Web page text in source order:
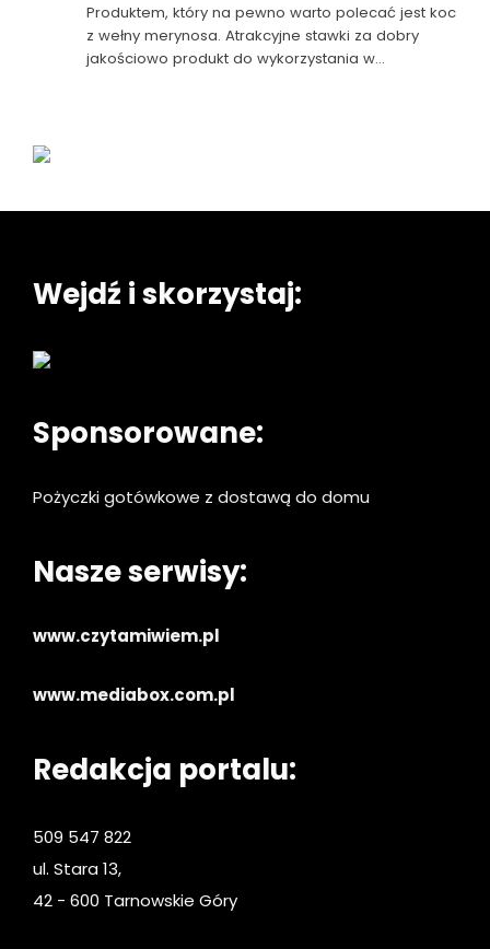
Produktem, który na pewno warto polecać jest koc
z wełny merynosa. Atrakcyjne stawki za dobry
jakościowo produkt do wykorzystania w…
Wejdź i skorzystaj:
Sponsorowane:
Pożyczki gotówkowe z dostawą do domu
Nasze serwisy:
www.czytamiwiem.pl
www.mediabox.com.pl
Redakcja portalu:
509 547 822
ul. Stara 13,
42 - 600 Tarnowskie Góry